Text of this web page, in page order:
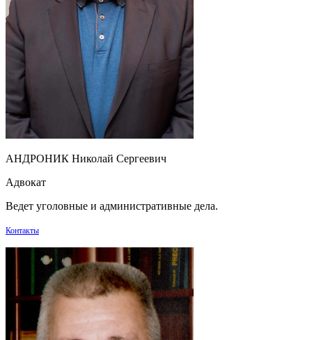
АНДРОНИК Николай Сергеевич
Адвокат
Ведет уголовные и административные дела.
Контакты